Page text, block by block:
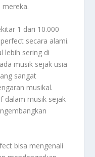
mereka.
1 dari 10.000
secara alami.
lebih sering di
musik sejak usia
sangat
musikal.
dalam musik sejak
bisa mengenali